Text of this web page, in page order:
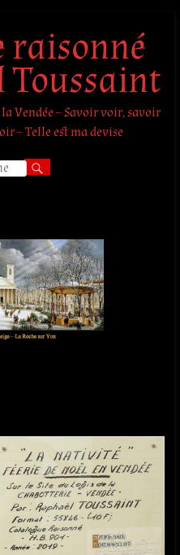
raisonné
Toussaint
Vendée – Savoir voir, savoir
– Telle est ma devise